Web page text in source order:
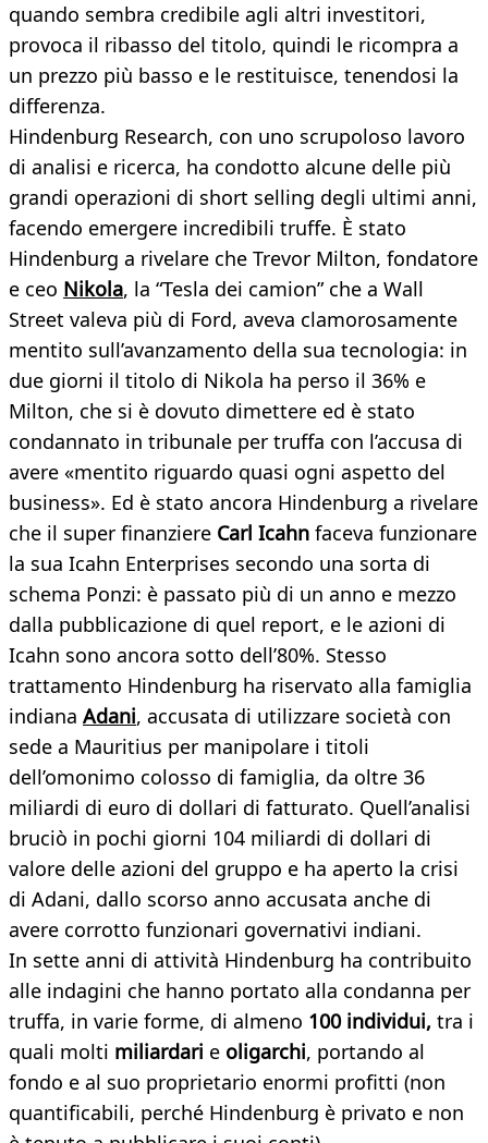
quando sembra credibile agli altri investitori,
provoca il ribasso del titolo, quindi le ricompra a
un prezzo più basso e le restituisce, tenendosi la
differenza.
Hindenburg Research, con uno scrupoloso lavoro
di analisi e ricerca, ha condotto alcune delle più
grandi operazioni di short selling degli ultimi anni,
facendo emergere incredibili truffe. È stato
Hindenburg a rivelare che Trevor Milton, fondatore
e ceo Nikola, la “Tesla dei camion” che a Wall
Street valeva più di Ford, aveva clamorosamente
mentito sull’avanzamento della sua tecnologia: in
due giorni il titolo di Nikola ha perso il 36% e
Milton, che si è dovuto dimettere ed è stato
condannato in tribunale per truffa con l’accusa di
avere «mentito riguardo quasi ogni aspetto del
business». Ed è stato ancora Hindenburg a rivelare
che il super finanziere Carl Icahn faceva funzionare
la sua Icahn Enterprises secondo una sorta di
schema Ponzi: è passato più di un anno e mezzo
dalla pubblicazione di quel report, e le azioni di
Icahn sono ancora sotto dell’80%. Stesso
trattamento Hindenburg ha riservato alla famiglia
indiana Adani, accusata di utilizzare società con
sede a Mauritius per manipolare i titoli
dell’omonimo colosso di famiglia, da oltre 36
miliardi di euro di dollari di fatturato. Quell’analisi
bruciò in pochi giorni 104 miliardi di dollari di
valore delle azioni del gruppo e ha aperto la crisi
di Adani, dallo scorso anno accusata anche di
avere corrotto funzionari governativi indiani.
In sette anni di attività Hindenburg ha contribuito
alle indagini che hanno portato alla condanna per
truffa, in varie forme, di almeno 100 individui, tra i
quali molti miliardari e oligarchi, portando al
fondo e al suo proprietario enormi profitti (non
quantificabili, perché Hindenburg è privato e non